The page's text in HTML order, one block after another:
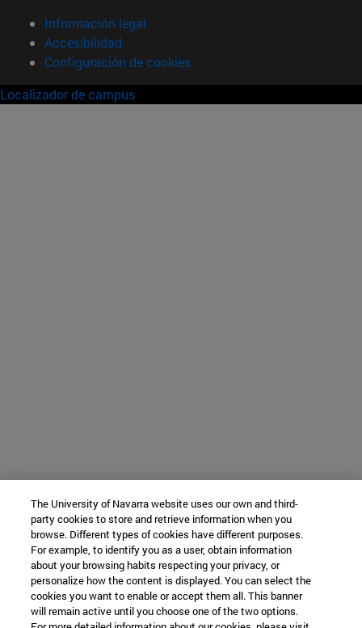
Información legal
Accesibilidad
Configuración de cookies
Localizador de campus
The University of Navarra website uses our own and third-
party cookies to store and retrieve information when you
browse. Different types of cookies have different purposes.
For example, to identify you as a user, obtain information
about your browsing habits respecting your privacy, or
personalize how the content is displayed. You can select the
cookies you want to enable or accept them all. This banner
will remain active until you choose one of the two options.